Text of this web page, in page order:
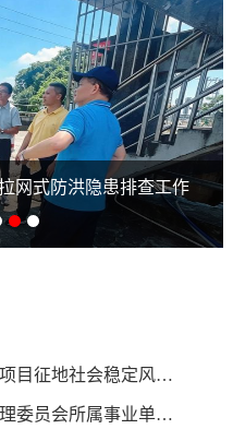
怀 | “让内需成
网式防洪隐患排查工作
火炬开发区东利南路改造工程项目征地社会稳定风险评估前公示
中山火炬高技术产业开发区管理委员会所属事业单位2026年公开招聘事业单位人员